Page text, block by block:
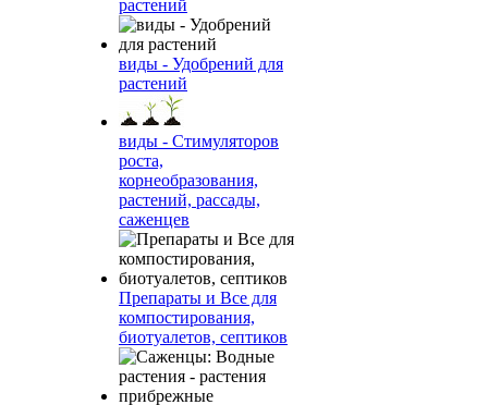
растений
виды - Удобрений для
растений
виды - Стимуляторов
роста,
корнеобразования,
растений, рассады,
саженцев
Препараты и Все для
компостирования,
биотуалетов, септиков